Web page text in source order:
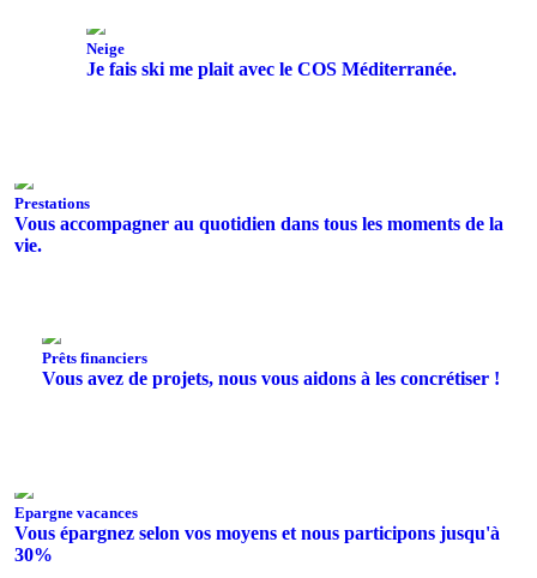
Neige
Je fais ski me plait avec le COS Méditerranée.
Prestations
Vous accompagner au quotidien dans tous les moments de la
vie.
Prêts financiers
Vous avez de projets, nous vous aidons à les concrétiser !
Epargne vacances
Vous épargnez selon vos moyens et nous participons jusqu'à
30%